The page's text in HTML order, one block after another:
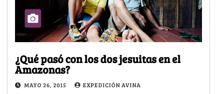
¿Qué pasó con los dos jesuitas en el
Amazonas?
MAYO 26, 2015 EXPEDICIÓN AVINA